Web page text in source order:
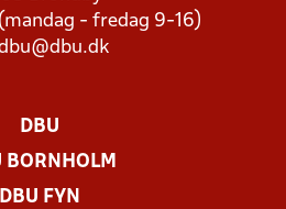
- fredag 9-16)
DBU
BORNHOLM
DBU FYN